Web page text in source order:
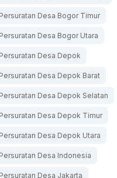
Desa Bogor Timur
Desa Bogor Utara
Desa Depok
Desa Depok Barat
Desa Depok Selatan
Desa Depok Timur
Desa Depok Utara
Desa Indonesia
Desa Jakarta